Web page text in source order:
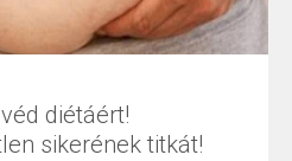
diétáért!
sikerének titkát!